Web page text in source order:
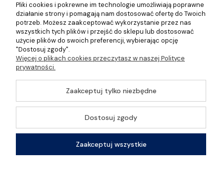
O nas
©2026 Wszelkie Prawa Zastrzeżone | Gastrosklep |
Wyposażenie gastronomii, restauracji oraz barów
Szablon Master byEcommercy
Pokaż pełną wersję strony
Sklep internetowy Shoper Premium
Pliki cookies i pokrewne im technologie umożliwiają poprawne
działanie strony i pomagają nam dostosować ofertę do Twoich
potrzeb. Możesz zaakceptować wykorzystanie przez nas
wszystkich tych plików i przejść do sklepu lub dostosować
użycie plików do swoich preferencji, wybierając opcję
"Dostosuj zgody".
Więcej o plikach cookies przeczytasz w naszej Polityce
prywatności.
Zaakceptuj tylko niezbędne
Dostosuj zgody
Zaakceptuj wszystkie